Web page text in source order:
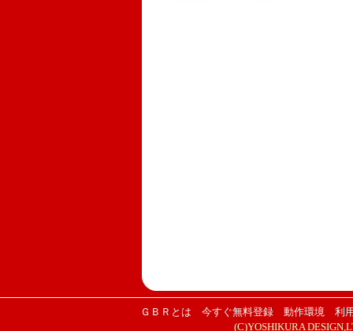
ＧＢＲとは 今すぐ無料登録 動作環境
利
(C)YOSHIKURA